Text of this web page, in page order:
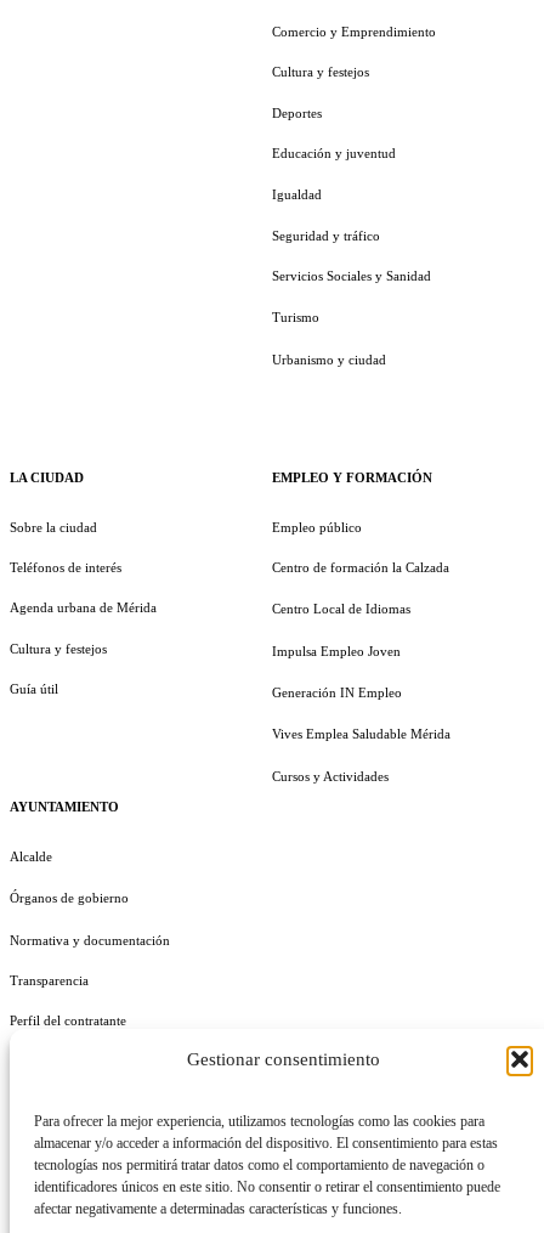
Gestionar consentimiento
Para ofrecer la mejor experiencia, utilizamos tecnologías como las cookies para
almacenar y/o acceder a información del dispositivo. El consentimiento para estas
tecnologías nos permitirá tratar datos como el comportamiento de navegación o
identificadores únicos en este sitio. No consentir o retirar el consentimiento puede
afectar negativamente a determinadas características y funciones.
LA CIUDAD
Sobre la ciudad
Teléfonos de interés
Agenda urbana de Mérida
Cultura y festejos
Guía útil
AYUNTAMIENTO
Alcalde
Órganos de gobierno
Normativa y documentación
Transparencia
Perfil del contratante
Comercio y Emprendimiento
Cultura y festejos
Deportes
Educación y juventud
Igualdad
Seguridad y tráfico
Servicios Sociales y Sanidad
Turismo
Urbanismo y ciudad
EMPLEO Y FORMACIÓN
Empleo público
Centro de formación la Calzada
Centro Local de Idiomas
Impulsa Empleo Joven
Generación IN Empleo
Vives Emplea Saludable Mérida
Cursos y Actividades